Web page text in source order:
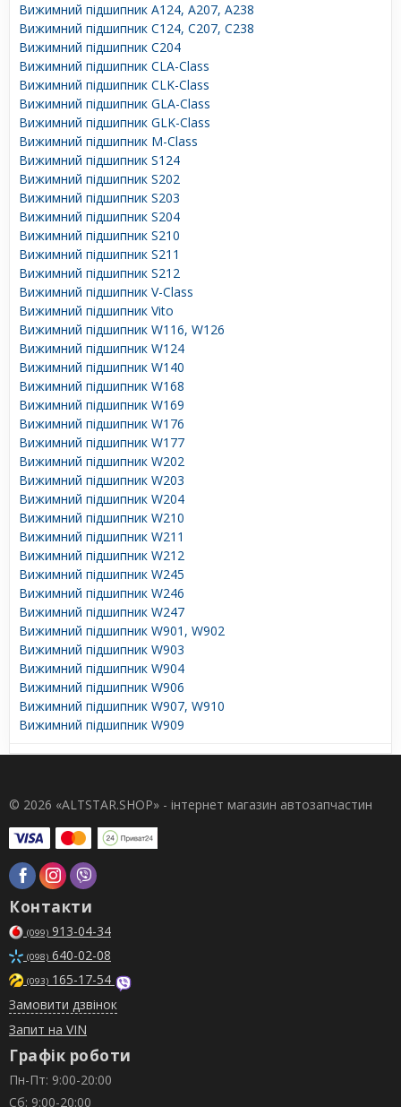
Вижимний підшипник A124, A207, A238
Вижимний підшипник C124, C207, C238
Вижимний підшипник C204
Вижимний підшипник CLA-Class
Вижимний підшипник CLK-Class
Вижимний підшипник GLA-Class
Вижимний підшипник GLK-Class
Вижимний підшипник M-Class
Вижимний підшипник S124
Вижимний підшипник S202
Вижимний підшипник S203
Вижимний підшипник S204
Вижимний підшипник S210
Вижимний підшипник S211
Вижимний підшипник S212
Вижимний підшипник V-Class
Вижимний підшипник Vito
Вижимний підшипник W116, W126
Вижимний підшипник W124
Вижимний підшипник W140
Вижимний підшипник W168
Вижимний підшипник W169
Вижимний підшипник W176
Вижимний підшипник W177
Вижимний підшипник W202
Вижимний підшипник W203
Вижимний підшипник W204
Вижимний підшипник W210
Вижимний підшипник W211
Вижимний підшипник W212
Вижимний підшипник W245
Вижимний підшипник W246
Вижимний підшипник W247
Вижимний підшипник W901, W902
Вижимний підшипник W903
Вижимний підшипник W904
Вижимний підшипник W906
Вижимний підшипник W907, W910
Вижимний підшипник W909
© 2026 «ALTSTAR.SHOP» - інтернет магазин автозапчастин
Контакти
(099) 913-04-34
(098) 640-02-08
(093) 165-17-54
Замовити дзвінок
Запит на VIN
Графік роботи
Пн-Пт: 9:00-20:00
Сб: 9:00-20:00